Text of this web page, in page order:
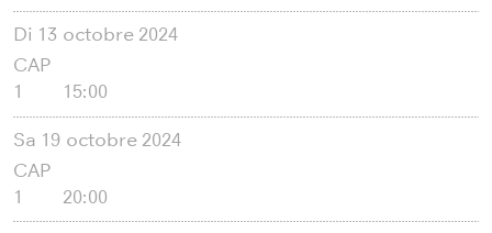
Di 13 octobre 2024
CAP
1
15:00
Sa 19 octobre 2024
CAP
1
20:00